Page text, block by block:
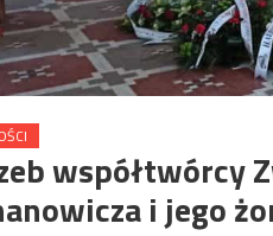
współtwórcy
i jego